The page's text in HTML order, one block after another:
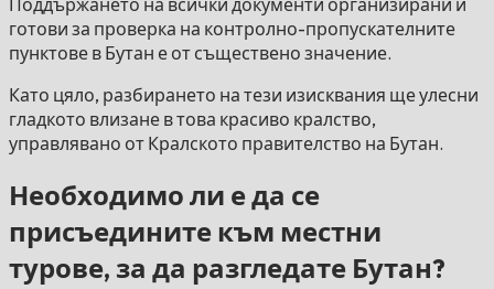
готови за проверка на контролно-пропускателните
пунктове в Бутан е от съществено значение.
Като цяло, разбирането на тези изисквания ще улесни
гладкото влизане в това красиво кралство,
управлявано от Кралското правителство на Бутан.
Необходимо ли е да се
присъедините към местни
турове, за да разгледате Бутан?